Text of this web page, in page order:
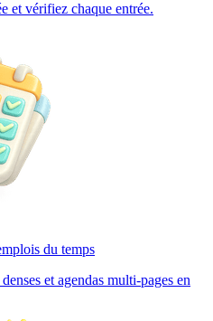
et vérifiez chaque entrée.
du temps
et agendas multi-pages en